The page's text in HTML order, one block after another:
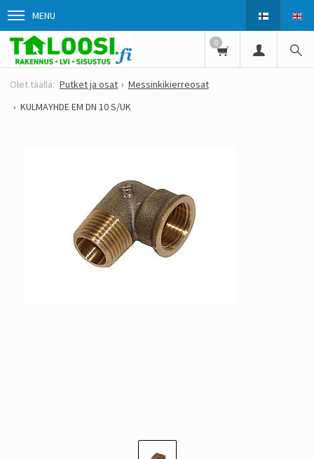
MENU
0
Putket ja osat
Messinkikierreosat
KULMAYHDE EM DN 10 S/UK